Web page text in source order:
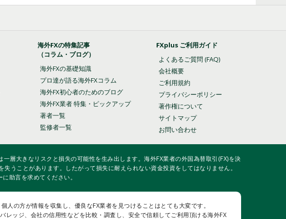
海外FXの特集記事
（コラム・ブログ）
海外FXの基礎知識
プロ達が語る海外FXコラム
海外FX初心者のためのブログ
海外FX業者 特集・ピックアップ
著者一覧
監修者一覧
FXplus ご利用ガイド
よくあるご質問 (FAQ)
会社概要
ご利用規約
プライバシーポリシー
著作権について
サイトマップ
お問い合わせ
層大きなリスクと損失の可能性を生み出します。海外FX業者の外国為替取引(FX)を決
うことがあります。したがって損失に耐えられない資金投資をしてはなりません。
助言を求めてください。
人の方が情報を収集し、優良なFX業者を見つけることはとても大変です。
レッジ、会社の信用性などを比較・調査し、安全で信頼してご利用頂ける海外FX